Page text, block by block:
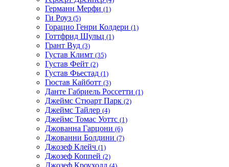
Германн Мерфи (1)
Ги Роуз (5)
Горацио Генри Колдери (1)
Готтфрид Шульц (1)
Грант Вуд (3)
Густав Климт (35)
Густав Фейт (2)
Густав Фьестад (1)
Гюстав Кайботт (3)
Данте Габриель Россетти (1)
Джеймс Стюарт Парк (2)
Джеймс Тайлер (4)
Джеймс Томас Уоттс (1)
Джованна Гарцони (6)
Джованни Болдини (7)
Джозеф Клейч (1)
Джозеф Коппей (2)
Джозеф Кроухолл